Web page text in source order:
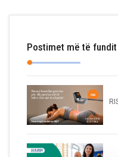
Postimet më të fundit